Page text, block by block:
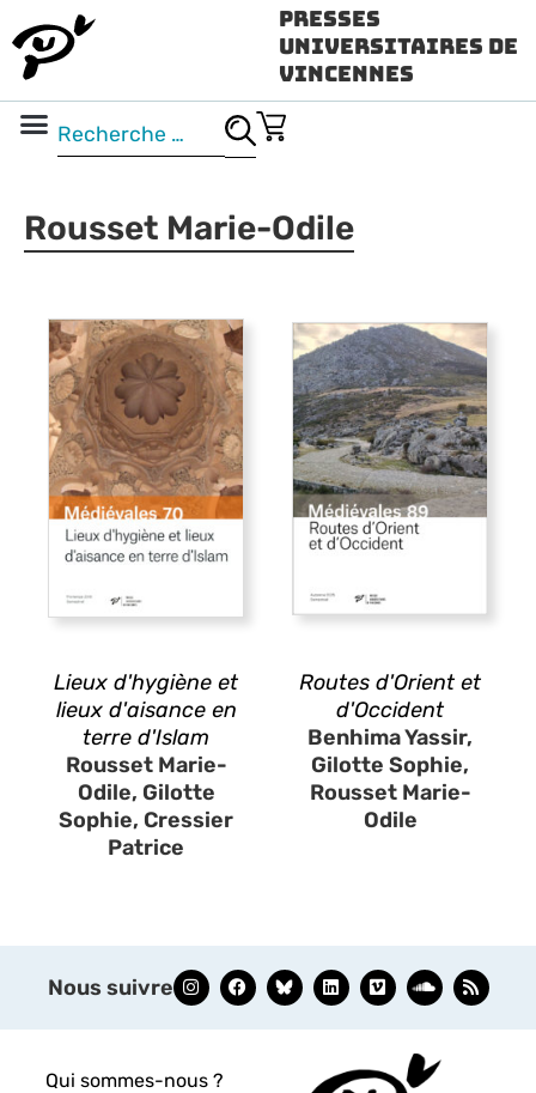
Presses
Universitaires de
Vincennes
Rousset Marie-Odile
Lieux d'hygiène et
lieux d'aisance en
terre d'Islam
Rousset Marie-
Odile, Gilotte
Sophie, Cressier
Patrice
Routes d'Orient et
d'Occident
Benhima Yassir,
Gilotte Sophie,
Rousset Marie-
Odile
Nous suivre
Qui sommes-nous ?